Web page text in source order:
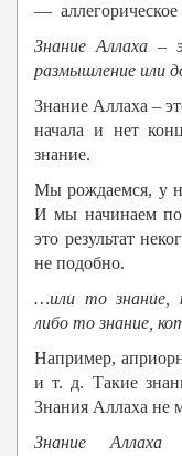
— аллегорическое
Знание Аллаха –
размышление или
Знание Аллаха –
начала и нет
знание.
Мы рождаемся, у
И мы начинаем
это результат
не подобно.
…или то знание,
либо то знание,
Например,
и т. д. Такие
Знания Аллаха не
Знание Аллаха